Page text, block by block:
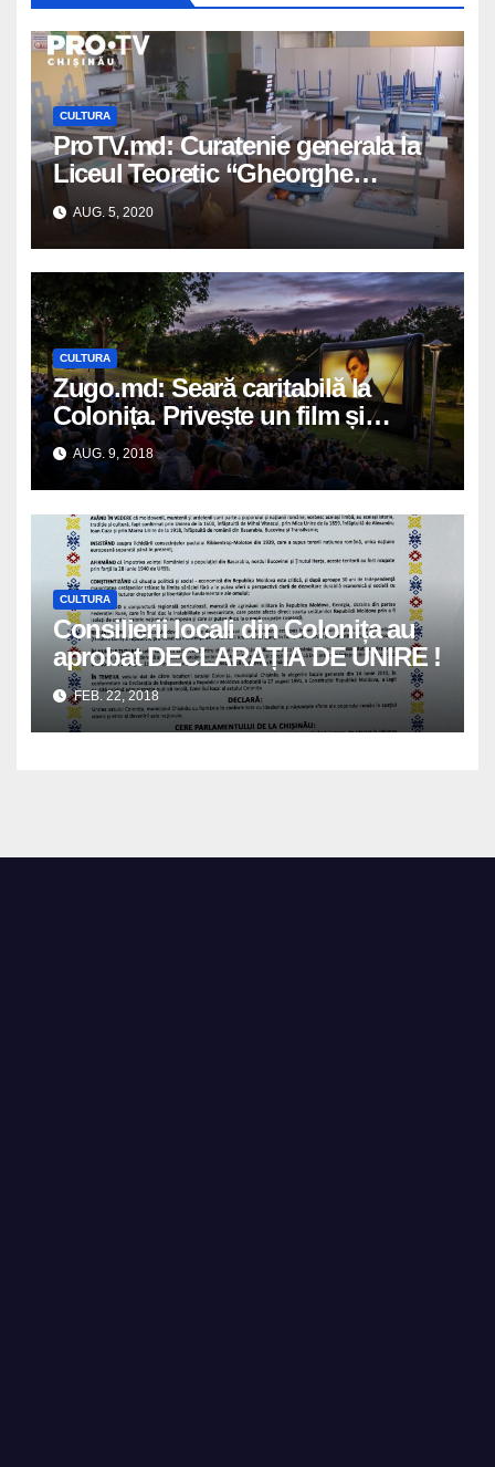
CULTURA
ProTV.md: Curatenie generala la
Liceul Teoretic “Gheorghe
Ghimpu” din satul Colonita
AUG. 5, 2020
CULTURA
Zugo.md: Seară caritabilă la
Colonița. Privește un film și
donează bani pentru fericirea mai
multor familii social vulnerabile
AUG. 9, 2018
CULTURA
Consilierii locali din Colonița au
aprobat DECLARAȚIA DE UNIRE !
FEB. 22, 2018